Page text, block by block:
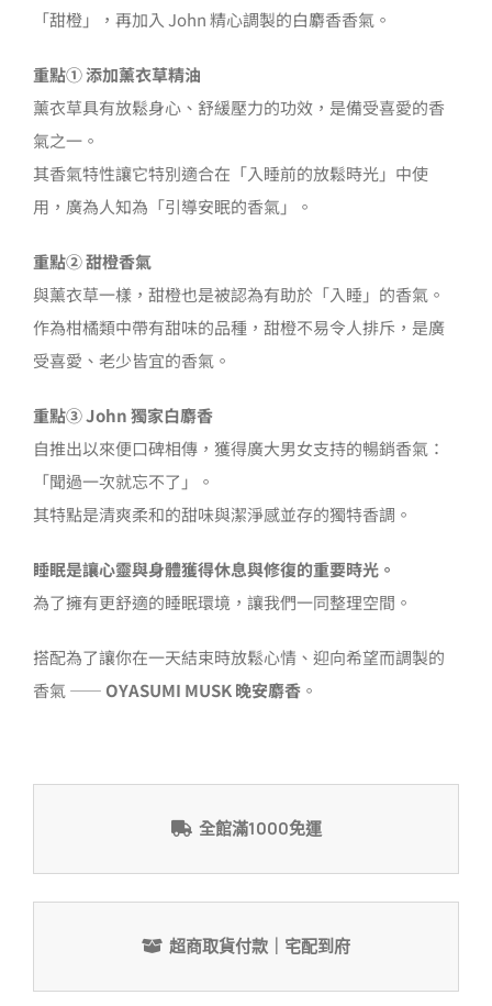
「甜橙」，再加入 John 精心調製的白麝香香氣。
重點① 添加薰衣草精油
薰衣草具有放鬆身心、舒緩壓力的功效，是備受喜愛的香
氣之一。
其香氣特性讓它特別適合在「入睡前的放鬆時光」中使
用，廣為人知為「引導安眠的香氣」。
重點② 甜橙香氣
與薰衣草一樣，甜橙也是被認為有助於「入睡」的香氣。
作為柑橘類中帶有甜味的品種，甜橙不易令人排斥，是廣
受喜愛、老少皆宜的香氣。
重點③ John 獨家白麝香
自推出以來便口碑相傳，獲得廣大男女支持的暢銷香氣：
「聞過一次就忘不了」。
其特點是清爽柔和的甜味與潔淨感並存的獨特香調。
睡眠是讓心靈與身體獲得休息與修復的重要時光。
為了擁有更舒適的睡眠環境，讓我們一同整理空間。
搭配為了讓你在一天結束時放鬆心情、迎向希望而調製的
香氣 —— OYASUMI MUSK 晚安麝香。
全館滿1000免運
超商取貨付款｜宅配到府